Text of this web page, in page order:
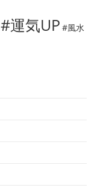
#運気UP #風水